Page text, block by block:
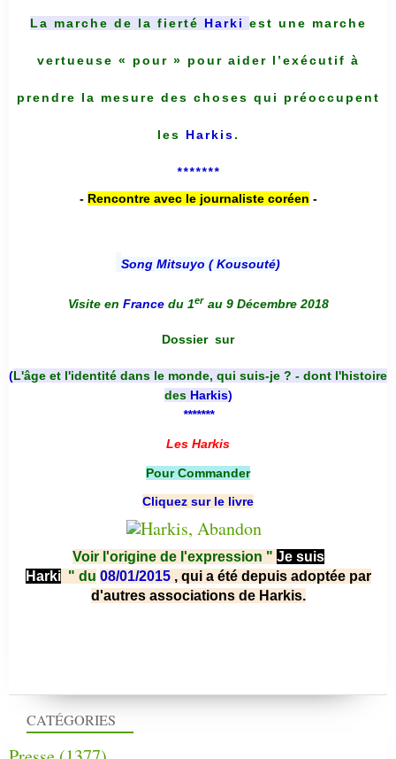
CATÉGORIES
La marche de la fierté Harki est une marche
vertueuse « pour » pour aider l’exécutif à
prendre la mesure des choses qui préoccupent
les Harkis.
*******
- Rencontre avec le journaliste coréen -
Song Mitsuyo ( Kousouté)
Visite en France du 1er au 9 Décembre 2018
Dossier sur
(L'âge et l'identité dans le monde, qui suis-je ? - dont l'histoire
des Harkis)
*******
Les Harkis
Pour Commander
Cliquez sur le livre
Voir l'origine de l'expression " Je suis
Harki " du 08/01/2015 , qui a été depuis adoptée par
d'autres associations de Harkis.